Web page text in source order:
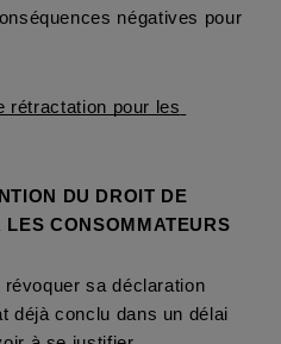
négatives pour
rétractation pour les
DU DROIT DE
LES CONSOMMATEURS
révoquer sa déclaration
déjà conclu dans un délai